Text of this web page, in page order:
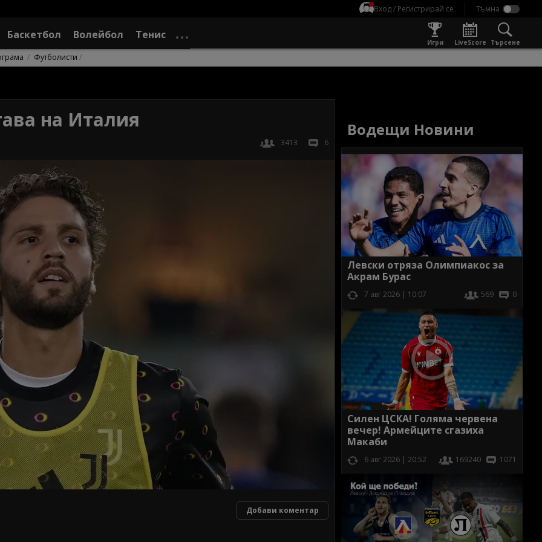
Вход / Регистрирай се
Баскетбол Волейбол Тенис
Игри LiveScore Търсене
Футболисти
на Италия
3413 6
Добави коментар
Водещи Новини
Левски отряза Олимпиакос за
Акрам Бурас
7 авг 2026 | 10:07 569 0
Силен ЦСКА! Голяма червена
вечер! Армейците сгазиха
Макаби
6 авг 2026 | 20:52 169240 1071